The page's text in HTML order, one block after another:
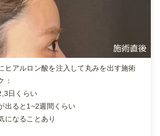
ヒアルロン酸を注入して丸みを出す施術
：
日くらい
出ると1~2週間くらい
になることあり